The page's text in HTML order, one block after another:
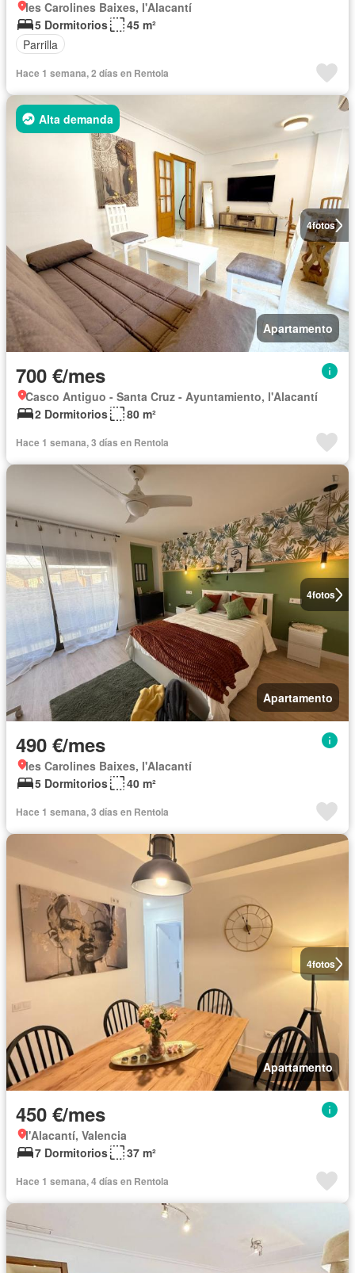
les Carolines Baixes, l'Alacantí
5 Dormitorios
45 m²
Parrilla
Hace 1 semana, 2 días en Rentola
4fotos
Alta demanda
Apartamento
700 €/mes
Casco Antiguo - Santa Cruz - Ayuntamiento, l'Alacantí
2 Dormitorios
80 m²
Hace 1 semana, 3 días en Rentola
4fotos
Apartamento
490 €/mes
les Carolines Baixes, l'Alacantí
5 Dormitorios
40 m²
Hace 1 semana, 3 días en Rentola
4fotos
Apartamento
450 €/mes
l'Alacantí, Valencia
7 Dormitorios
37 m²
Hace 1 semana, 4 días en Rentola